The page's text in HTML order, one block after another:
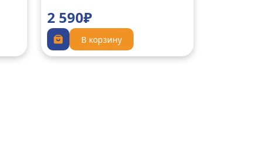
2 590₽
В корзину